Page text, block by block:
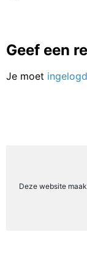
Deze website
Geef een
Je moet